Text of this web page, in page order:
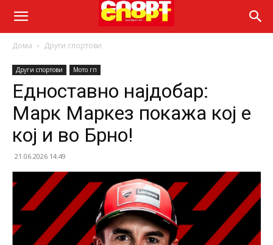
Дома Други спортови
Други спортови Мото гп
Едноставно најдобар:
Марк Маркез покажа кој е
кој и во Брно!
21.06.2026 14:49